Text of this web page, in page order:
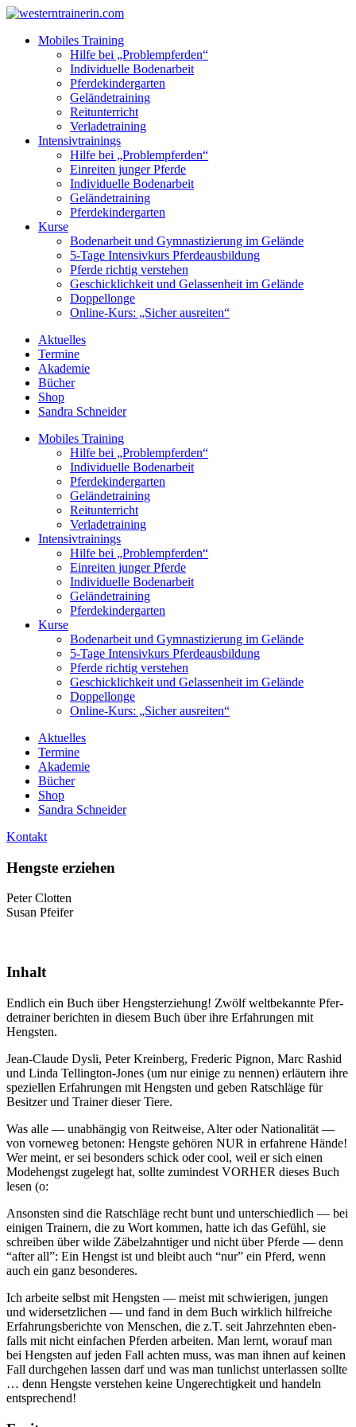
Mobiles Training
Hilfe bei „Problempferden“
Individuelle Bodenarbeit
Pferdekindergarten
Geländetraining
Reitunterricht
Verladetraining
Intensivtrainings
Hilfe bei „Problempferden“
Einreiten junger Pferde
Individuelle Bodenarbeit
Geländetraining
Pferdekindergarten
Kurse
Bodenarbeit und Gymnastizierung im Gelände
5‑Tage Intensivkurs Pferdeausbildung
Pferde richtig verstehen
Geschicklichkeit und Gelassenheit im Gelände
Doppellonge
Online-Kurs: „Sicher ausreiten“
Aktuelles
Termine
Akademie
Bücher
Shop
Sandra Schneider
Mobiles Training
Hilfe bei „Problempferden“
Individuelle Bodenarbeit
Pferdekindergarten
Geländetraining
Reitunterricht
Verladetraining
Intensivtrainings
Hilfe bei „Problempferden“
Einreiten junger Pferde
Individuelle Bodenarbeit
Geländetraining
Pferdekindergarten
Kurse
Bodenarbeit und Gymnastizierung im Gelände
5‑Tage Intensivkurs Pferdeausbildung
Pferde richtig verstehen
Geschicklichkeit und Gelassenheit im Gelände
Doppellonge
Online-Kurs: „Sicher ausreiten“
Aktuelles
Termine
Akademie
Bücher
Shop
Sandra Schneider
Kontakt
Hengste erziehen
Peter Clotten
Susan Pfeifer
Inhalt
End­lich ein Buch über Hengster­zie­hung! Zwölf welt­be­kann­te Pfer­
de­trai­ner berich­ten in die­sem Buch über ihre Erfah­run­gen mit
Hengsten.
Jean-Clau­de Dys­li, Peter Krein­berg, Fre­de­ric Pignon, Marc Ras­hid
und Lin­da Tel­ling­ton-Jones (um nur eini­ge zu nen­nen) erläu­tern ihre
spe­zi­el­len Erfah­run­gen mit Hengs­ten und geben Rat­schlä­ge für
Besit­zer und Trai­ner die­ser Tiere.
Was alle — unab­hän­gig von Reit­wei­se, Alter oder Natio­na­li­tät —
von vor­ne­weg beto­nen: Hengs­te gehö­ren NUR in erfah­re­ne Hän­de!
Wer meint, er sei beson­ders schick oder cool, weil er sich einen
Mode­hengst zuge­legt hat, soll­te zumin­dest VORHER die­ses Buch
lesen (o:
Ansons­ten sind die Rat­schlä­ge recht bunt und unter­schied­lich — bei
eini­gen Trai­nern, die zu Wort kom­men, hat­te ich das Gefühl, sie
schrei­ben über wil­de Zäbel­zahn­ti­ger und nicht über Pfer­de — denn
“after all”: Ein Hengst ist und bleibt auch “nur” ein Pferd, wenn
auch ein ganz besonderes.
Ich arbei­te selbst mit Hengs­ten — meist mit schwie­ri­gen, jun­gen
und wider­setz­li­chen — und fand in dem Buch wirk­lich hilf­rei­che
Erfah­rungs­be­rich­te von Men­schen, die z.T. seit Jahr­zehn­ten eben­
falls mit nicht ein­fa­chen Pfer­den arbei­ten. Man lernt, wor­auf man
bei Hengs­ten auf jeden Fall ach­ten muss, was man ihnen auf kei­nen
Fall durch­ge­hen las­sen darf und was man tun­lichst unter­las­sen soll­te
… denn Hengs­te ver­ste­hen kei­ne Unge­rech­tig­keit und han­deln
entsprechend!